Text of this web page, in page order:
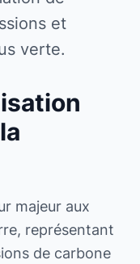
et
verte.
majeur aux
représentant
de carbone